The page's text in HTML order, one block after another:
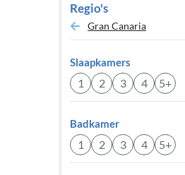
Regio's
Gran Canaria
Slaapkamers
1 2 3 4 5+
Badkamer
1 2 3 4 5+